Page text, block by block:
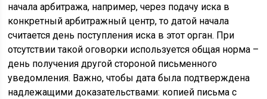
начала арбитража, например, через подачу иска в
конкретный арбитражный центр, то датой начала
считается день поступления иска в этот орган. При
отсутствии такой оговорки используется общая норма –
день получения другой стороной письменного
уведомления. Важно, чтобы дата была подтверждена
надлежащими доказательствами: копией письма с